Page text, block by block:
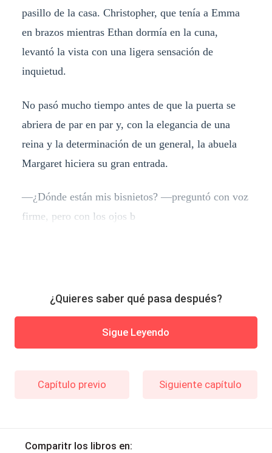
pasillo de la casa. Christopher, que tenía a Emma
en brazos mientras Ethan dormía en la cuna,
levantó la vista con una ligera sensación de
inquietud.
No pasó mucho tiempo antes de que la puerta se
abriera de par en par y, con la elegancia de una
reina y la determinación de un general, la abuela
Margaret hiciera su gran entrada.
—¿Dónde están mis bisnietos? —preguntó con voz
firme, pero con los ojos b
¿Quieres saber qué pasa después?
Sigue Leyendo
Capítulo previo Siguiente capítulo
Comparitr los libros en: